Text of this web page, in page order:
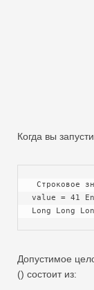
Когда вы
value = 41
Long Long
Допустимое
() состоит из: